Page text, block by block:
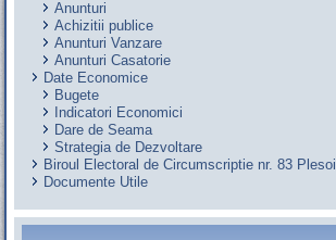
Anunturi
Achizitii publice
Anunturi Vanzare
Anunturi Casatorie
Date Economice
Bugete
Indicatori Economici
Dare de Seama
Strategia de Dezvoltare
Biroul Electoral de Circumscriptie nr. 83 Plesoi
Documente Utile